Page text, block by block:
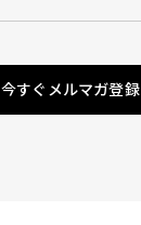
今すぐメルマガ登録